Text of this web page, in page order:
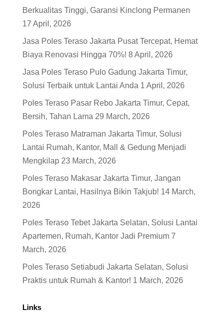
Berkualitas Tinggi, Garansi Kinclong Permanen
17 April, 2026
Jasa Poles Teraso Jakarta Pusat Tercepat, Hemat
Biaya Renovasi Hingga 70%! 8 April, 2026
Jasa Poles Teraso Pulo Gadung Jakarta Timur,
Solusi Terbaik untuk Lantai Anda 1 April, 2026
Poles Teraso Pasar Rebo Jakarta Timur, Cepat,
Bersih, Tahan Lama 29 March, 2026
Poles Teraso Matraman Jakarta Timur, Solusi
Lantai Rumah, Kantor, Mall & Gedung Menjadi
Mengkilap 23 March, 2026
Poles Teraso Makasar Jakarta Timur, Jangan
Bongkar Lantai, Hasilnya Bikin Takjub! 14 March,
2026
Poles Teraso Tebet Jakarta Selatan, Solusi Lantai
Apartemen, Rumah, Kantor Jadi Premium 7
March, 2026
Poles Teraso Setiabudi Jakarta Selatan, Solusi
Praktis untuk Rumah & Kantor! 1 March, 2026
Links